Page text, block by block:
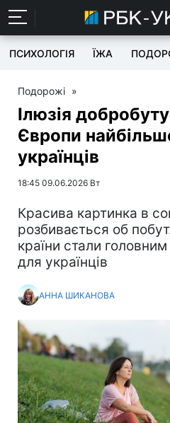
ПСИХОЛОГІЯ ЇЖА
Подорожі »
Ілюзія
Європи
українців
18:45 09.06.2026 Вт
Красива картинка в
розбивається об
країни стали
для українців
АННА ШИКАНОВА